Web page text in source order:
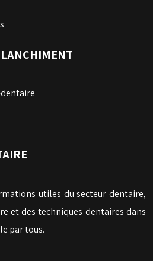
utiles du secteur dentaire,
et des techniques dentaires dans
par tous.